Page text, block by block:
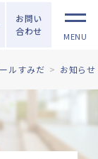
お問い
合わせ
MENU
ルすみだ お知らせ